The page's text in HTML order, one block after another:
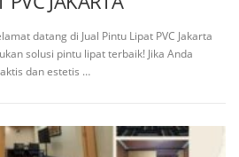
datang di Jual Pintu Lipat PVC Jakarta
solusi pintu lipat terbaik! Jika Anda
dan estetis …